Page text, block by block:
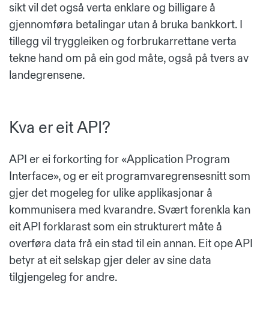
sikt vil det også verta enklare og billigare å
gjennomføra betalingar utan å bruka bankkort. I
tillegg vil tryggleiken og forbrukarrettane verta
tekne hand om på ein god måte, også på tvers av
landegrensene.
Kva er eit API?
API er ei forkorting for «Application Program
Interface», og er eit programvaregrensesnitt som
gjer det mogeleg for ulike applikasjonar å
kommunisera med kvarandre. Svært forenkla kan
eit API forklarast som ein strukturert måte å
overføra data frå ein stad til ein annan. Eit ope API
betyr at eit selskap gjer deler av sine data
tilgjengeleg for andre.